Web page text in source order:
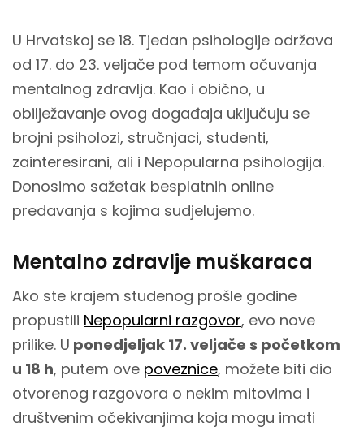
U Hrvatskoj se 18. Tjedan psihologije održava
od 17. do 23. veljače pod temom očuvanja
mentalnog zdravlja. Kao i obično, u
obilježavanje ovog događaja uključuju se
brojni psiholozi, stručnjaci, studenti,
zainteresirani, ali i Nepopularna psihologija.
Donosimo sažetak besplatnih online
predavanja s kojima sudjelujemo.
Mentalno zdravlje muškaraca
Ako ste krajem studenog prošle godine
propustili Nepopularni razgovor, evo nove
prilike. U ponedjeljak 17. veljače s početkom
u 18 h, putem ove poveznice, možete biti dio
otvorenog razgovora o nekim mitovima i
društvenim očekivanjima koja mogu imati